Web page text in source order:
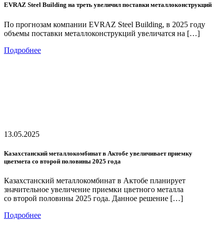
EVRAZ Steel Building на треть увеличил поставки металлоконструкций
По прогнозам компании EVRAZ Steel Building, в 2025 году
объемы поставки металлоконструкций увеличатся на […]
Подробнее
13.05.2025
Казахстанский металлокомбинат в Актобе увеличивает приемку
цветмета со второй половины 2025 года
Казахстанский металлокомбинат в Актобе планирует
значительное увеличение приемки цветного металла
со второй половины 2025 года. Данное решение […]
Подробнее